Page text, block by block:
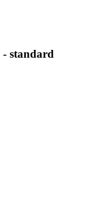
standard